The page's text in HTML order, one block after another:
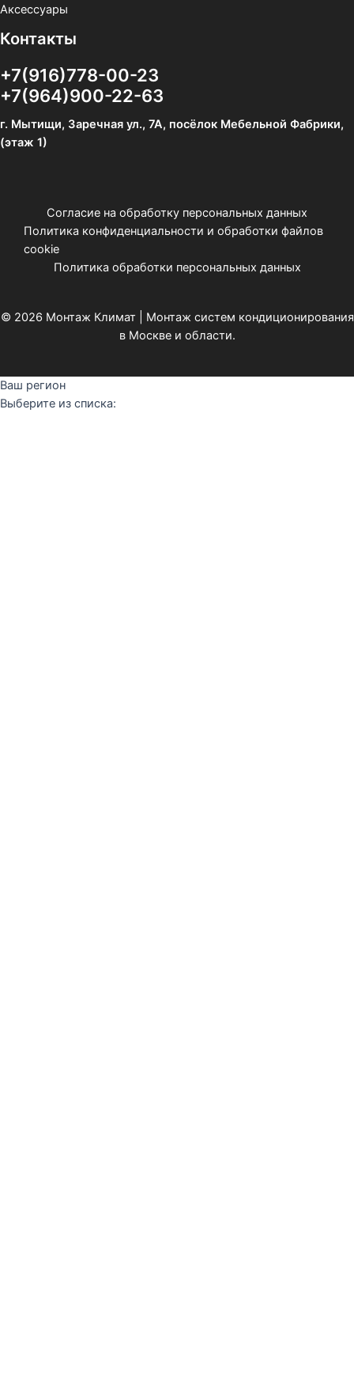
Аксессуары
Контакты
+7(916)778-00-23
+7(964)900-22-63
г. Мытищи, Заречная ул., 7А, посёлок Мебельной Фабрики,
(этаж 1)
Согласие на обработку персональных данных
Политика конфиденциальности и обработки файлов
cookie
Политика обработки персональных данных
© 2026 Монтаж Климат | Монтаж систем кондиционирования
в Москве и области.
Ваш регион
Выберите из списка: